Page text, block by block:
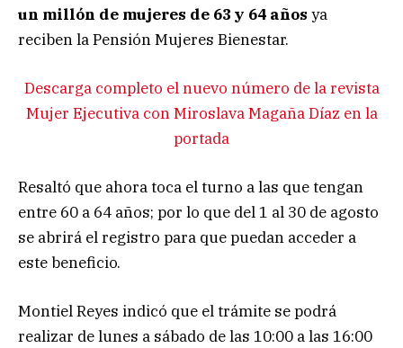
un millón de mujeres de 63 y 64 años ya
reciben la Pensión Mujeres Bienestar.
Descarga completo el nuevo número de la revista
Mujer Ejecutiva con Miroslava Magaña Díaz en la
portada
Resaltó que ahora toca el turno a las que tengan
entre 60 a 64 años; por lo que del 1 al 30 de agosto
se abrirá el registro para que puedan acceder a
este beneficio.
Montiel Reyes indicó que el trámite se podrá
realizar de lunes a sábado de las 10:00 a las 16:00